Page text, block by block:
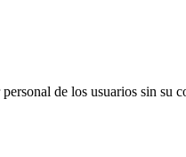
de los usuarios sin su